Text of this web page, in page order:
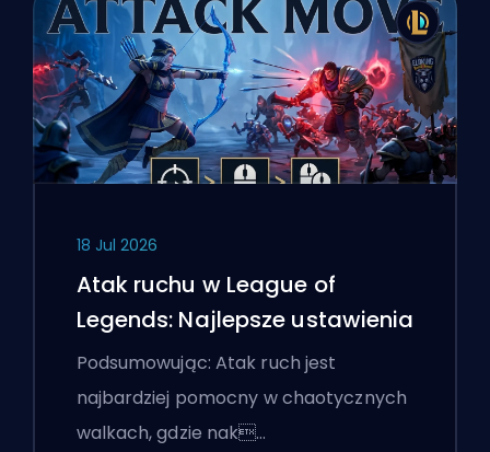
18 Jul 2026
Atak ruchu w League of
Legends: Najlepsze ustawienia
Podsumowując: Atak ruch jest
najbardziej pomocny w chaotycznych
walkach, gdzie nak…